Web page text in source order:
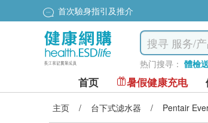
首次驗身指引及推介
热门搜寻： 體檢
首页 暑假健康充电
主页 / 台下式滤水器 / Pentair